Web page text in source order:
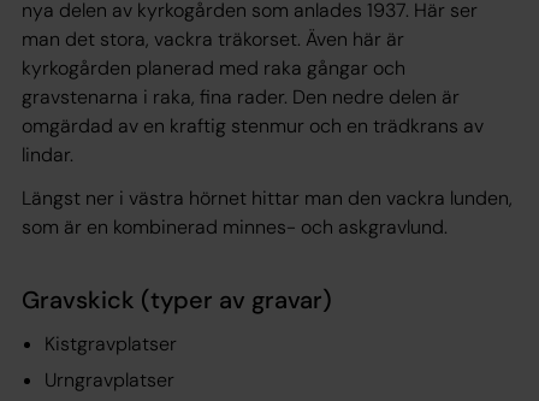
nya delen av kyrkogården som anlades 1937. Här ser
man det stora, vackra träkorset. Även här är
kyrkogården planerad med raka gångar och
gravstenarna i raka, fina rader. Den nedre delen är
omgärdad av en kraftig stenmur och en trädkrans av
lindar.
Längst ner i västra hörnet hittar man den vackra lunden,
som är en kombinerad minnes- och askgravlund.
Gravskick (typer av gravar)
Kistgravplatser
Urngravplatser